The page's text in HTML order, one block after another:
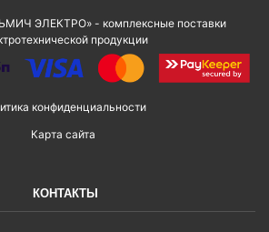
ЭЛЕКТРО» - комплексные поставки
продукции
конфиденциальности
Карта сайта
КОНТАКТЫ